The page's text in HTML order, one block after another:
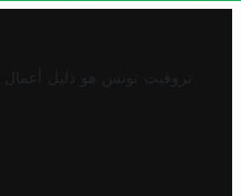
تروفيت تونس هو دليل أعمال